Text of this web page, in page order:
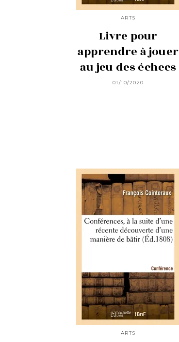
ARTS
Livre pour
apprendre à jouer
au jeu des échecs
01/10/2020
ARTS